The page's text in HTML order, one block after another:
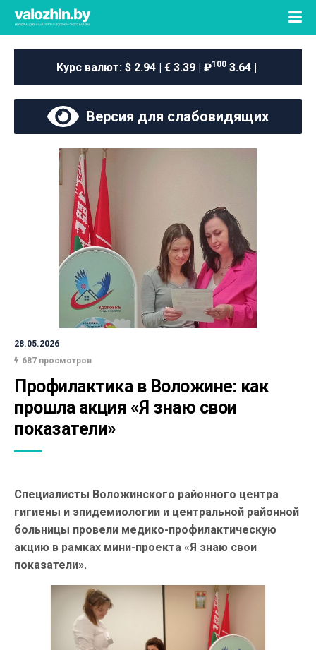
Курс валют: $ 2.94 | € 3.39 | ₽100 3.64 |
Версия для слабовидящих
28.05.2026
687 просмотров
Профилактика в Воложине: как
прошла акция «Я знаю свои
показатели»
Специалисты Воложинского районного центра
гигиены и эпидемиологии и центральной районной
больницы провели медико-профилактическую
акцию в рамках мини-проекта «Я знаю свои
показатели».